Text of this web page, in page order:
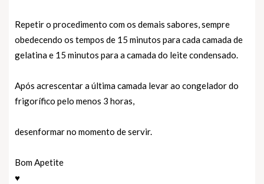
Repetir o procedimento com os demais sabores, sempre
obedecendo os tempos de 15 minutos para cada camada de
gelatina e 15 minutos para a camada do leite condensado.
Após acrescentar a última camada levar ao congelador do
frigorífico pelo menos 3 horas,
desenformar no momento de servir.
Bom Apetite
♥